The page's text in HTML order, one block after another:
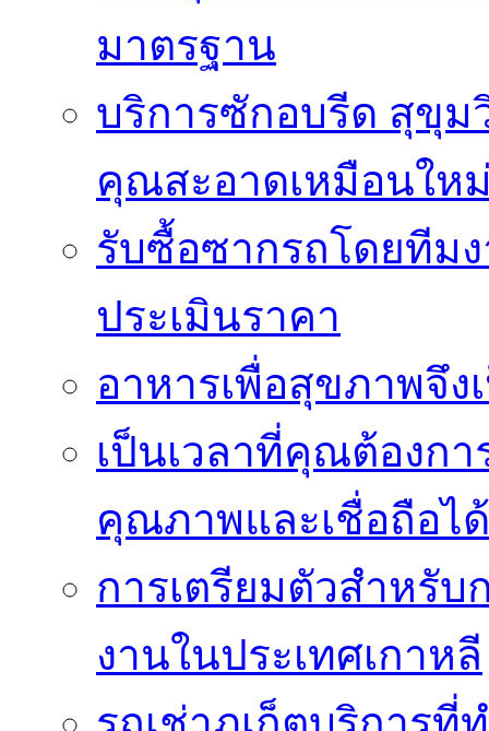
มาตรฐาน
บริการซักอบรีด สุขุ
คุณสะอาดเหมือนให
รับซื้อซากรถโดยทีม
ประเมินราคา
อาหารเพื่อสุขภาพจึ
เป็นเวลาที่คุณต้องก
คุณภาพและเชื่อถือได้
การเตรียมตัวสำหรับ
งานในประเทศเกาหลี